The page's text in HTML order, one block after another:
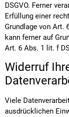
DSGVO. Ferner
Erfüllung einer
Grundlage von Art.
kann ferner auf
Art. 6 Abs. 1 lit. f
Widerruf
Viele
ausdrücklichen